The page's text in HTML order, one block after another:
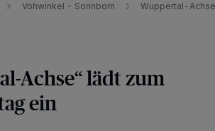
Vohwinkel - Sonnborn Wuppertal-
Achse“ lädt zum
ein